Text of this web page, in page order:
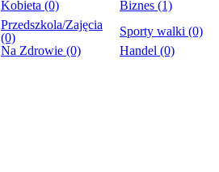
Kobieta (0) Biznes (1)
Przedszkola/Zajęcia
(0)
Sporty walki (0)
Na Zdrowie (0) Handel (0)